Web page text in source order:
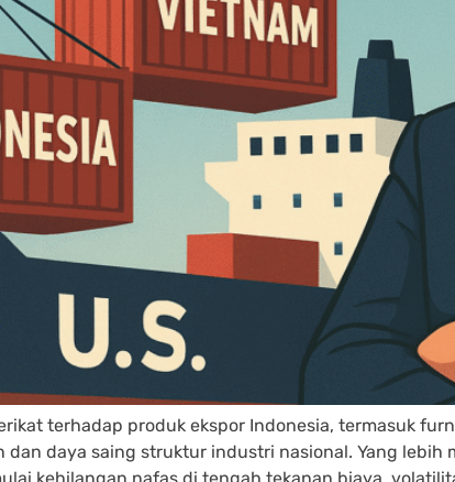
terhadap produk ekspor Indonesia, termasuk
daya saing struktur industri nasional. Yang